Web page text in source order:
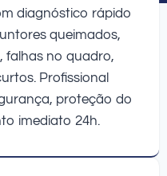
diagnóstico rápido
queimados,
falhas no quadro,
Profissional
proteção do
imediato 24h.